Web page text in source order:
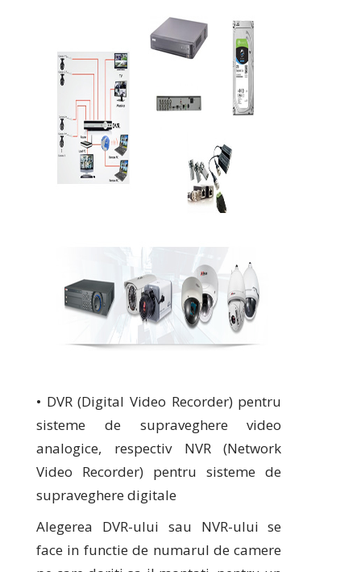
• DVR (Digital Video Recorder) pentru
sisteme de supraveghere video
analogice, respectiv NVR (Network
Video Recorder) pentru sisteme de
supraveghere digitale
Alegerea DVR-ului sau NVR-ului se
face in functie de numarul de camere